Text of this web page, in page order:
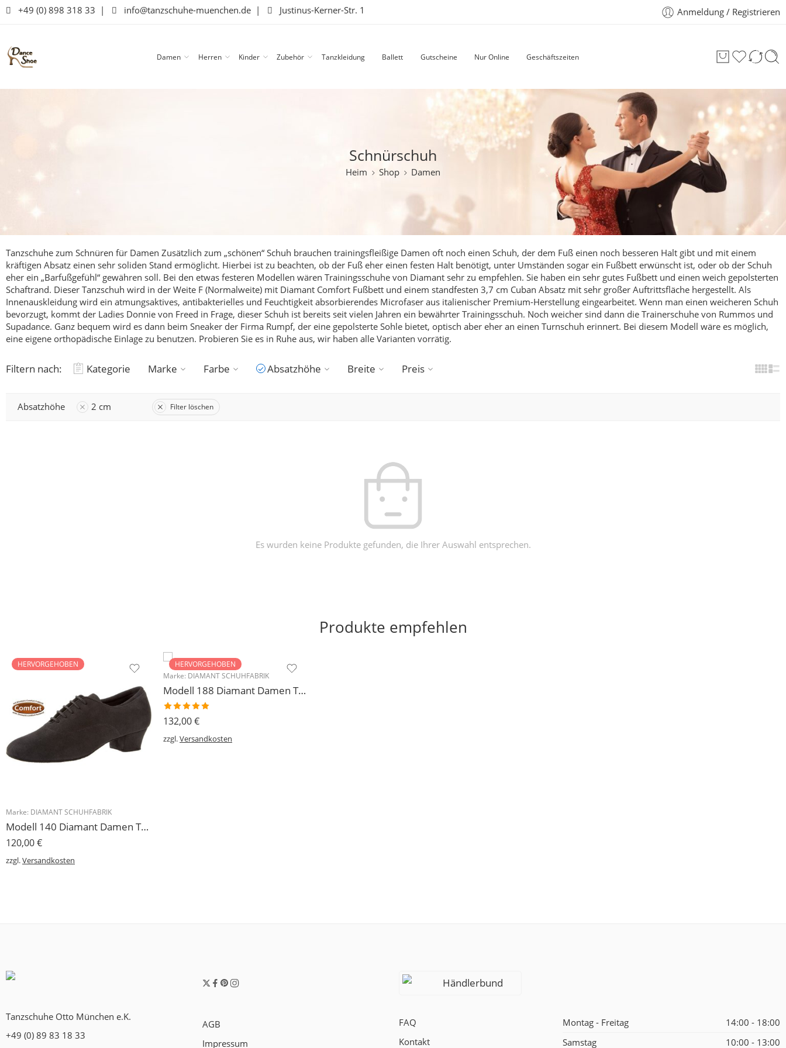
+49 (0) 898 318 33 | info@tanzschuhe-muenchen.de | Justinus-Kerner-Str. 1 Anmeldung / Registrieren
Damen Herren Kinder Zubehör Tanzkleidung Ballett Gutscheine Nur Online Geschäftszeiten
Schnürschuh
Heim Shop Damen
Tanzschuhe zum Schnüren für Damen Zusätzlich zum „schönen“ Schuh brauchen trainingsfleißige Damen oft noch einen Schuh, der dem Fuß einen noch besseren Halt gibt und mit einem
kräftigen Absatz einen sehr soliden Stand ermöglicht. Hierbei ist zu beachten, ob der Fuß eher einen festen Halt benötigt, unter Umständen sogar ein Fußbett erwünscht ist, oder ob der Schuh
eher ein „Barfußgefühl“ gewähren soll. Bei den etwas festeren Modellen wären Trainingsschuhe von Diamant sehr zu empfehlen. Sie haben ein sehr gutes Fußbett und einen weich gepolsterten
Schaftrand. Dieser Tanzschuh wird in der Weite F (Normalweite) mit Diamant Comfort Fußbett und einem standfesten 3,7 cm Cuban Absatz mit sehr großer Auftrittsfläche hergestellt. Als
Innenauskleidung wird ein atmungsaktives, antibakterielles und Feuchtigkeit absorbierendes Microfaser aus italienischer Premium-Herstellung eingearbeitet. Wenn man einen weicheren Schuh
bevorzugt, kommt der Ladies Donnie von Freed in Frage, dieser Schuh ist bereits seit vielen Jahren ein bewährter Trainingsschuh. Noch weicher sind dann die Trainerschuhe von Rummos und
Supadance. Ganz bequem wird es dann beim Sneaker der Firma Rumpf, der eine gepolsterte Sohle bietet, optisch aber eher an einen Turnschuh erinnert. Bei diesem Modell wäre es möglich,
eine eigene orthopädische Einlage zu benutzen. Probieren Sie es in Ruhe aus, wir haben alle Varianten vorrätig.
Filtern nach: Kategorie Marke Farbe Absatzhöhe Breite Preis
Absatzhöhe 2 cm Filter löschen
Es wurden keine Produkte gefunden, die Ihrer Auswahl entsprechen.
Produkte empfehlen
HERVORGEHOBEN
Marke: DIAMANT SCHUHFABRIK
Modell 140 Diamant Damen Trainerschuh Microfaser 3,7 cm
120,00€
zzgl.Versandkosten
HERVORGEHOBEN
Marke: DIAMANT SCHUHFABRIK
Modell 188 Diamant Damen Tanzschuh Trainer geteilte Chromledersohle
Bewertet
mit5.00
von 5
132,00€
zzgl.Versandkosten
Tanzschuhe Otto München e.K.
+49 (0) 89 83 18 33
AGB
Impressum
Händlerbund
FAQ
Kontakt
Montag - Freitag
14:00 - 18:00
Samstag
10:00 - 13:00